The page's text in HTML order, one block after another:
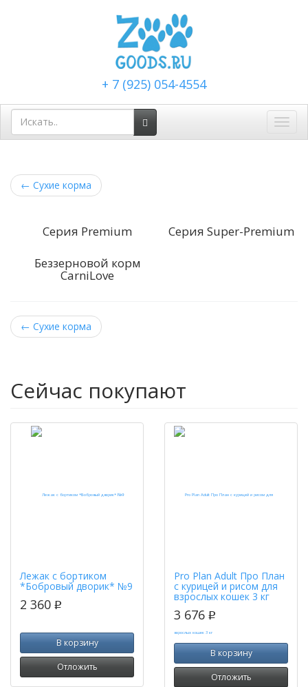
+ 7 (925) 054-4554
← Сухие корма
Серия Premium
Серия Super-Premium
Беззерновой корм
CarniLove
← Сухие корма
Сейчас покупают
Лежак с бортиком
*Бобровый дворик* №9
2 360 p
В корзину
Отложить
Pro Plan Adult Про План
с курицей и рисом для
взрослых кошек 3 кг
3 676 p
В корзину
Отложить